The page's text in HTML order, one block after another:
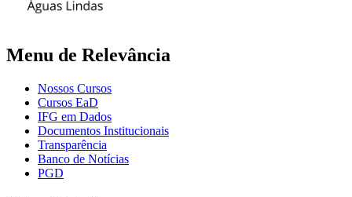
Menu de Relevância
Nossos Cursos
Cursos EaD
IFG em Dados
Documentos Institucionais
Transparência
Banco de Notícias
PGD